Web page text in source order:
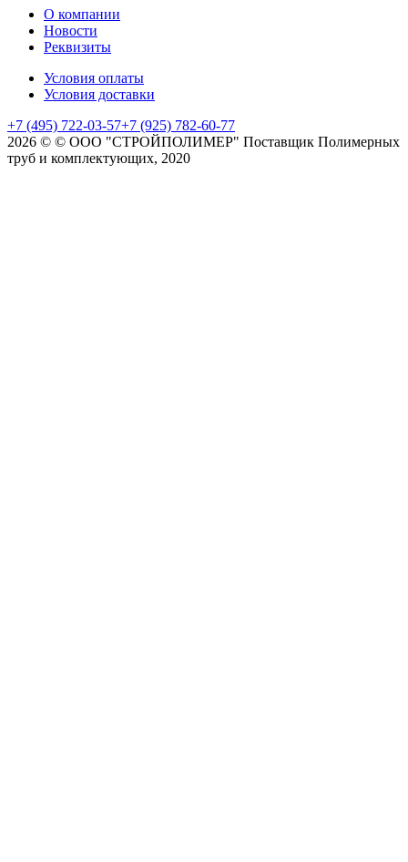
О компании
Новости
Реквизиты
Условия оплаты
Условия доставки
+7 (495) 722-03-57+7 (925) 782-60-77
2026 © © ООО "СТРОЙПОЛИМЕР" Поставщик Полимерных
труб и комплектующих, 2020